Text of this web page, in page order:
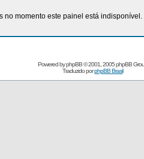
no momento este painel está
Powered byphpBB© 2001, 2005 phpBB
Traduzido porphpBB Brasil